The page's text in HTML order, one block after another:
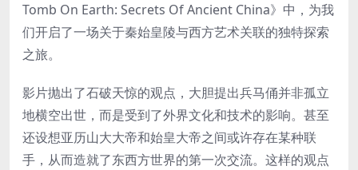
Tomb On Earth: Secrets Of Ancient China》中，为我
们开启了一场关于秦始皇陵与西方艺术关联的独特探索
之旅。
影片抛出了石破天惊的观点，大胆提出兵马俑并非孤立
地横空出世，而是受到了外界文化和技术的影响。甚至
还设想亚历山大大帝和始皇大帝之间或许存在某种联
手，从而造就了东西方世界的第一次交流。这样的观点